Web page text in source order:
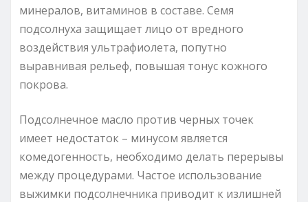
минералов, витаминов в составе. Семя
подсолнуха защищает лицо от вредного
воздействия ультрафиолета, попутно
выравнивая рельеф, повышая тонус кожного
покрова.
Подсолнечное масло против черных точек
имеет недостаток – минусом является
комедогенность, необходимо делать перерывы
между процедурами. Частое использование
выжимки подсолнечника приводит к излишней